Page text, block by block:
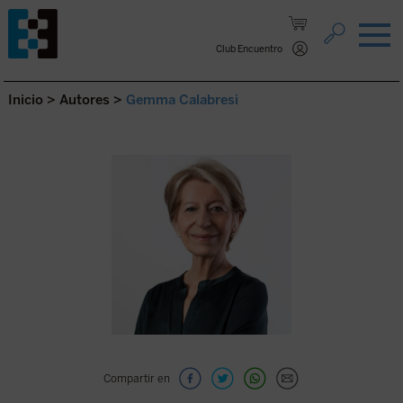
Club Encuentro
Saltar al contenido.
Inicio > Autores > Gemma Calabresi
Compartir en